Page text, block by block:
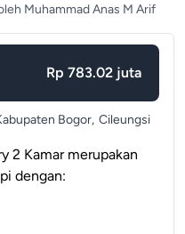
Muhammad Anas M Arif
Rp 783.02 juta
Bogor, Cileungsi
2 Kamar merupakan
dengan: